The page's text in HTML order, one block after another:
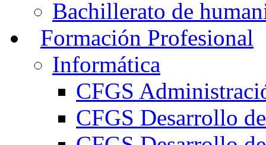
Bachillerato de
Formación Profesional
Informática
CFGS
CFGS Desarrollo